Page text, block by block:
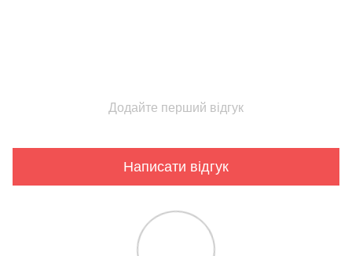
Додайте перший відгук
Написати відгук